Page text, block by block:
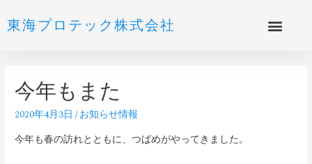
東海プロテック株式会社
今年もまた
2020年4月3日 /お知らせ情報
今年も春の訪れとともに、つばめがやってきました。